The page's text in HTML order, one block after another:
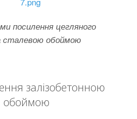
посилення цегляного
сталевою обоймою
залізобетонною
обоймою